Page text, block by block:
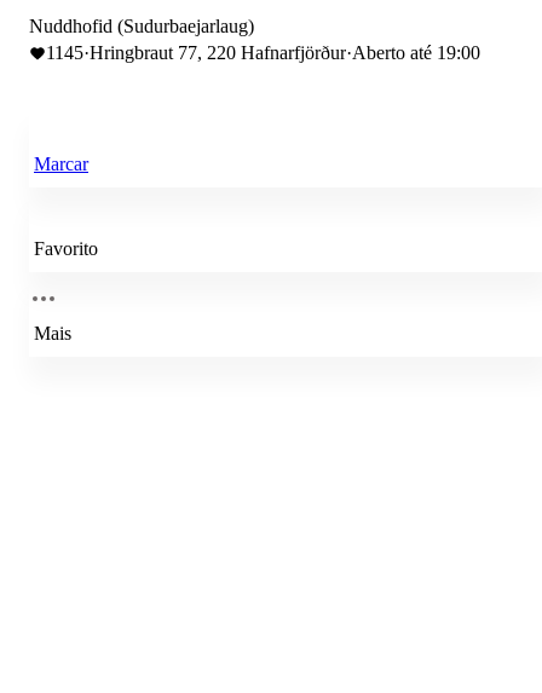
Nuddhofid (Sudurbaejarlaug)
1145·Hringbraut 77, 220 Hafnarfjörður·Aberto até 19:00
Marcar
Favorito
Mais